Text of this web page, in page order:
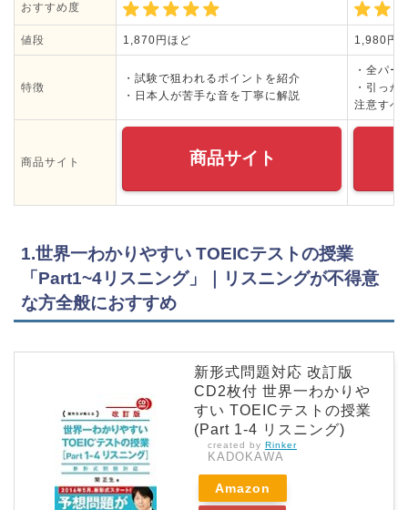
おすすめ度
値段 1,870円ほど 1,980円
特徴
・試験で狙われるポイントを紹介
・日本人が苦手な音を丁寧に解説
・全パー
・引っか
注意すべ
商品サイト 商品サイト
1.世界一わかりやすい TOEICテストの授業
「Part1~4リスニング」｜リスニングが不得意
な方全般におすすめ
新形式問題対応 改訂版
CD2枚付 世界一わかりや
すい TOEICテストの授業
(Part 1‐4 リスニング)
created by Rinker
KADOKAWA
Amazon